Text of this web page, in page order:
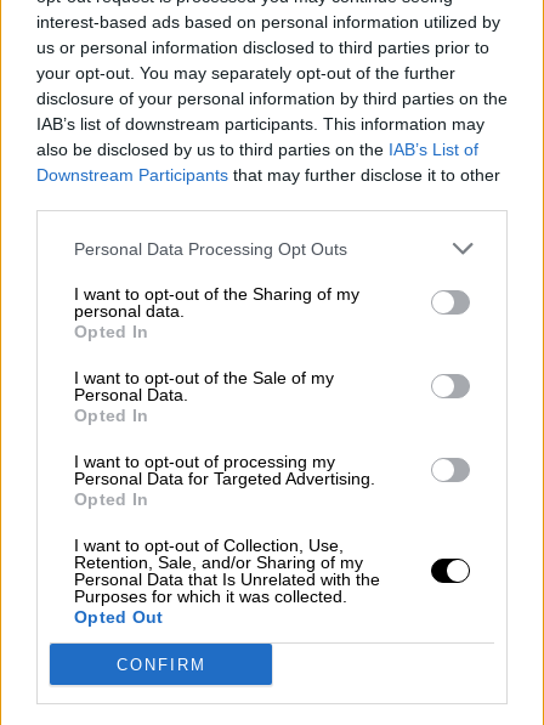
interest-based ads based on personal information utilized by
us or personal information disclosed to third parties prior to
your opt-out. You may separately opt-out of the further
disclosure of your personal information by third parties on the
IAB’s list of downstream participants. This information may
also be disclosed by us to third parties on the IAB’s List of
Downstream Participants that may further disclose it to other
Personal Data Processing Opt Outs
I want to opt-out of the Sharing of my
personal data.
Opted In
I want to opt-out of the Sale of my
Personal Data.
Opted In
I want to opt-out of processing my
Personal Data for Targeted Advertising.
Opted In
I want to opt-out of Collection, Use,
Retention, Sale, and/or Sharing of my
Personal Data that Is Unrelated with the
Purposes for which it was collected.
Opted Out
CONFIRM
Ucrania
Ni paz ni guerra en Ucrania:
propaganda